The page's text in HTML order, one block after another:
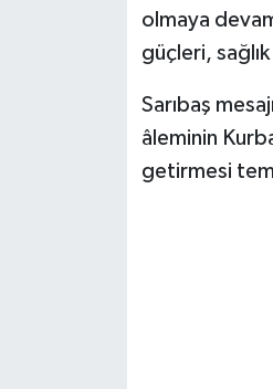
olmaya
güçleri,
Sarıbaş
âleminin
getirmesi